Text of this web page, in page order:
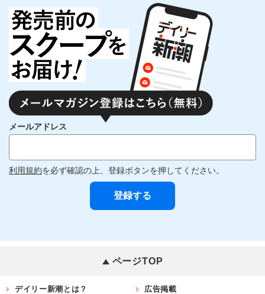
メールアドレス
利用規約を必ず確認の上、登録ボタンを押してください。
ページTOP
デイリー新潮とは？ 広告掲載